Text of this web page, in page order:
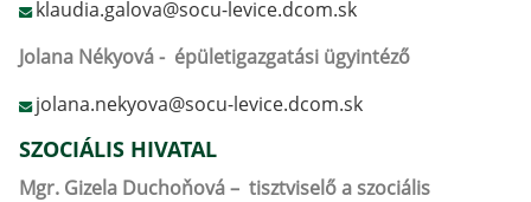
klaudia.galova@socu-levice.dcom.sk
Jolana Nékyová - épületigazgatási ügyintéző
jolana.nekyova@socu-levice.dcom.sk
SZOCIÁLIS HIVATAL
Mgr. Gizela Duchoňová – tisztviselő a szociális